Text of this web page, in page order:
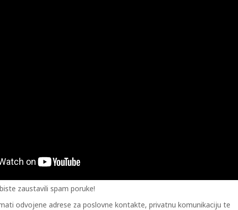
zaustavili spam poruke!
odvojene adrese za poslovne kontakte, privatnu komunikaciju te